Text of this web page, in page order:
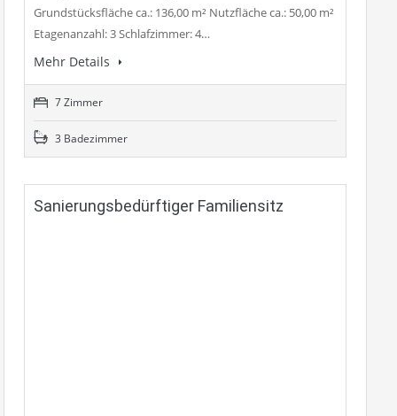
Grundstücksfläche ca.: 136,00 m² Nutzfläche ca.: 50,00 m²
Etagenanzahl: 3 Schlafzimmer: 4…
Mehr Details
7 Zimmer
3 Badezimmer
Sanierungsbedürftiger Familiensitz